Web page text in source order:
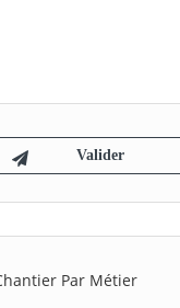
Par Métier